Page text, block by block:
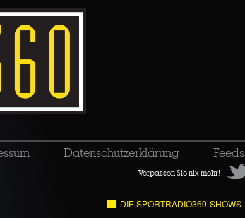
Datenschutzerklärung Feeds
Verpassen Sie nix mehr!
DIE SPORTRADIO360-SHOWS